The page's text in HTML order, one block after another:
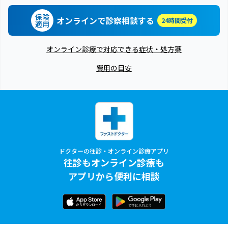
保険
適用 オンラインで診察相談する 24時間受付
オンライン診療で対応できる症状・処方薬
費用の目安
ドクターの往診・オンライン診療アプリ
往診もオンライン診療も
アプリから便利に相談